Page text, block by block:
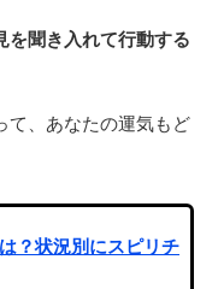
を聞き入れて行動する
て、あなたの運気もど
？状況別にスピリチ